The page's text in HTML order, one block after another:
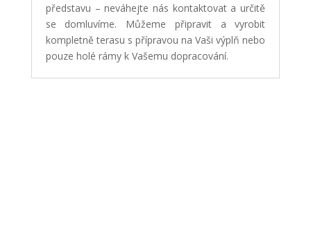
představu – neváhejte nás kontaktovat a určitě
se domluvíme. Můžeme připravit a vyrobit
kompletně terasu s přípravou na Vaši výplň nebo
pouze holé rámy k Vašemu dopracování.